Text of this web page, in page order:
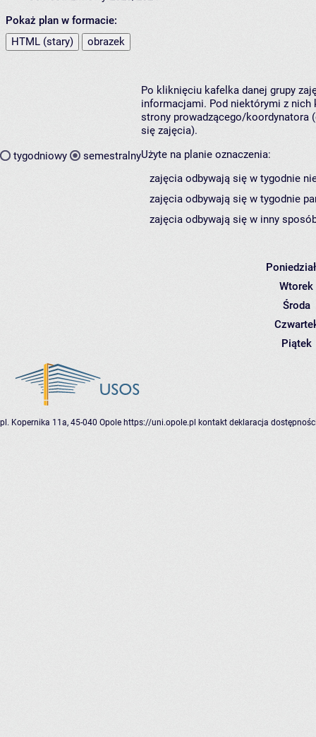
Pokaż plan w formacie:
HTML (stary)
obrazek
tygodniowy semestralny
Po kliknięciu kafelka danej grupy
informacjami. Pod niektórymi z nich
strony prowadzącego/koordynatora
się zajęcia).
Użyte na planie oznaczenia:
zajęcia odbywają się w tygodnie
zajęcia odbywają się w tygodnie
zajęcia odbywają się w inny
Wtorek
Środa
Piątek
pl. Kopernika 11a, 45-040 Opole https://uni.opole.pl kontakt deklaracja